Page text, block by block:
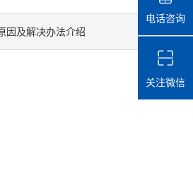
因及解决办法介绍
电话咨询
关注微信